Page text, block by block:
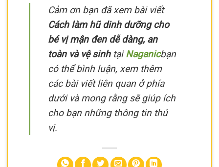
Cảm ơn bạn đã xem bài viết
Cách làm hũ dinh dưỡng cho
bé vị mận đen dễ dàng, an
toàn và vệ sinhtạiNaganicbạn
có thể bình luận, xem thêm
các bài viết liên quan ở phía
dưới và mong rằng sẽ giúp ích
cho bạn những thông tin thú
vị.